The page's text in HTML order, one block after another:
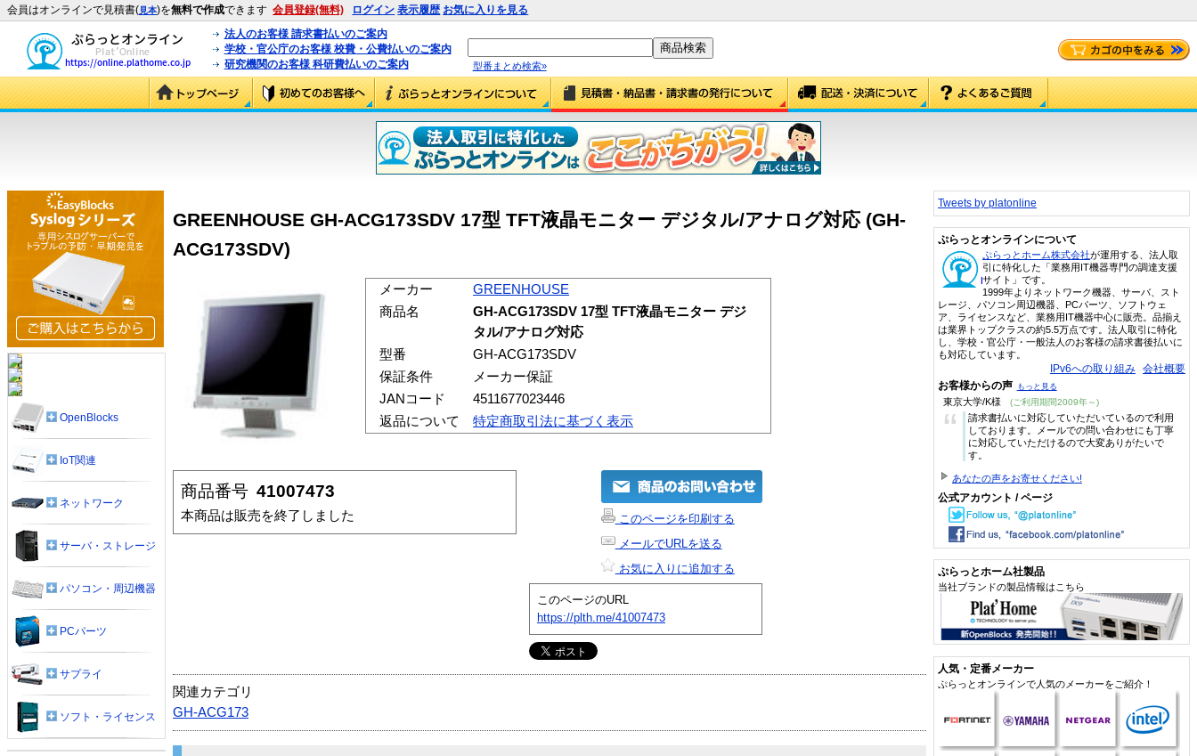
会員はオンラインで見積書(見本)を無料で作成できます 会員登録(無料) ログイン 表示履歴 お気に入りを見る
法人のお客様 請求書払いのご案内
学校・官公庁のお客様 校費・公費払いのご案内
研究機関のお客様 科研費払いのご案内
型番まとめ検索»
GREENHOUSE GH-ACG173SDV 17型 TFT液晶モニター デジタル/アナログ対応 (GH-
ACG173SDV)
メーカー
GREENHOUSE
商品名
GH-ACG173SDV 17型 TFT液晶モニター デジ
タル/アナログ対応
型番
GH-ACG173SDV
保証条件
メーカー保証
JANコード
4511677023446
返品について
特定商取引法に基づく表示
商品番号 41007473
本商品は販売を終了しました
このページを印刷する
メールでURLを送る
お気に入りに追加する
このページのURL
https://plth.me/41007473
関連カテゴリ
GH-ACG173
OpenBlocks
IoT関連
ネットワーク
サーバ・ストレージ
パソコン・周辺機器
PCパーツ
サプライ
ソフト・ライセンス
Tweets by platonline
ぷらっとオンラインについて
ぷらっとホーム株式会社が運用する、法人取
引に特化した「業務用IT機器専門の調達支援
サイト」です。
1999年よりネットワーク機器、サーバ、スト
レージ、パソコン周辺機器、PCパーツ、ソフトウェ
ア、ライセンスなど、業務用IT機器中心に販売。品揃え
は業界トップクラスの約5.5万点です。法人取引に特化
し、学校・官公庁・一般法人のお客様の請求書後払いに
も対応しています。
IPv6への取り組み 会社概要
お客様からの声 もっと見る
東京大学/K様 (ご利用期間2009年～)
“
請求書払いに対応していただいているので利用
しております。メールでの問い合わせにも丁寧
に対応していただけるので大変ありがたいで
す。
あなたの声をお寄せください!
公式アカウント / ページ
ぷらっとホーム社製品
当社ブランドの製品情報はこちら
人気・定番メーカー
ぷらっとオンラインで人気のメーカーをご紹介！